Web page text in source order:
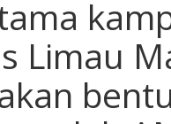
Limau